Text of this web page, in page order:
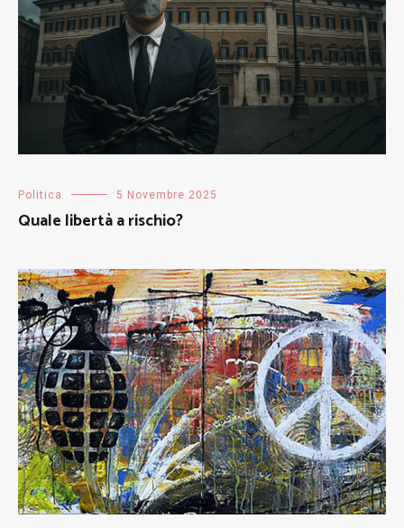
Politica 5 Novembre 2025
Quale libertà a rischio?